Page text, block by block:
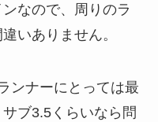
なので、周りのラ
いありません。
ンナーにとっては最
ブ3.5くらいなら問